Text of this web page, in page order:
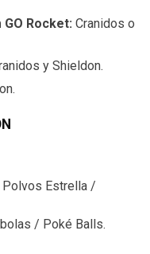
Rocket: Cranidos o
y Shieldon.
Estrella /
/ Poké Balls.